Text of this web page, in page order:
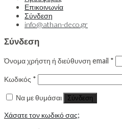
Επικοινωνία
Σύνδεση
info@athan-deco.gr
Σύνδεση
Όνομα χρήστη ή διεύθυνση email *
Κωδικός *
Να με θυμάσαι Σύνδεση
Χάσατε τον κωδικό σας;